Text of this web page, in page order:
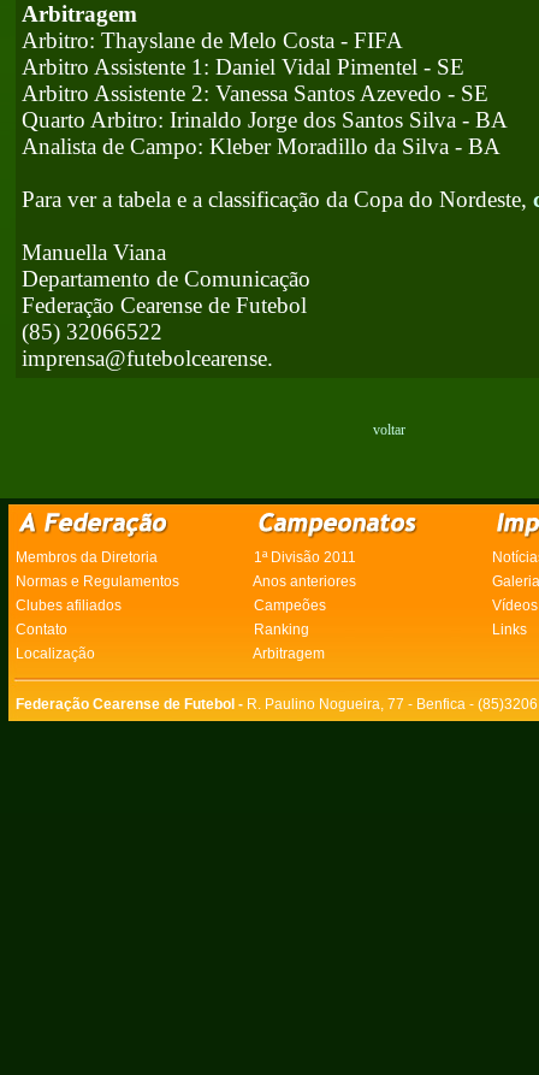
Arbitragem
Arbitro: Thayslane de Melo Costa - FIFA
Arbitro Assistente 1: Daniel Vidal Pimentel - SE
Arbitro Assistente 2: Vanessa Santos Azevedo - SE
Quarto Arbitro: Irinaldo Jorge dos Santos Silva - BA
Analista de Campo: Kleber Moradillo da Silva - BA
Para ver a tabela e a classificação da Copa do Nordeste,
Manuella Viana
Departamento de Comunicação
Federação Cearense de Futebol
(85) 32066522
imprensa@futebolcearense.
voltar
Membros da Diretoria 1ª Divisão 2011
Normas e Regulamentos
Anos anteriores
Clubes afiliados
Campeões
Vídeos
Contato
Ranking
Links
Localização
Arbitragem
Federação Cearense de Futebol - R. Paulino Nogueira, 77 - Benfica -